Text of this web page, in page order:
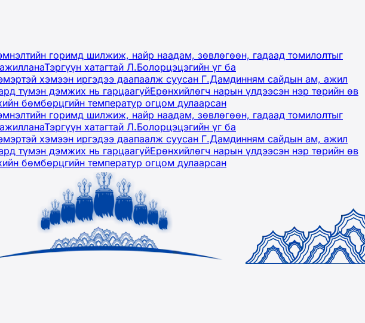
горимд шилжиж, найр наадам, зөвлөгөөн, гадаад томилолтыг
Тэргүүн хатагтай Л.Болорцэцэгийн үг ба
хэмээн иргэдээ даапаалж суусан Г.Дамдинням сайдын ам, ажил
түмэн дэмжих нь гарцаагүйЕрөнхийлөгч нарын үлдээсэн нэр төрийн өв
бөмбөрцгийн температур огцом дулаарсан
горимд шилжиж, найр наадам, зөвлөгөөн, гадаад томилолтыг
Тэргүүн хатагтай Л.Болорцэцэгийн үг ба
хэмээн иргэдээ даапаалж суусан Г.Дамдинням сайдын ам, ажил
түмэн дэмжих нь гарцаагүйЕрөнхийлөгч нарын үлдээсэн нэр төрийн өв
бөмбөрцгийн температур огцом дулаарсан